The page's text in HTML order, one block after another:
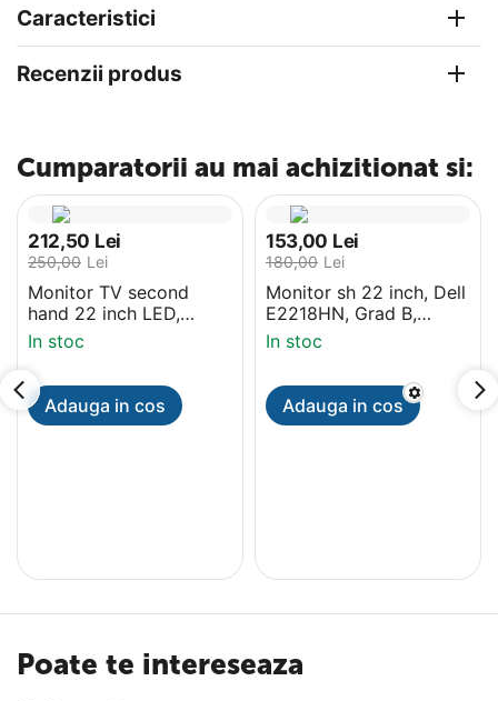
Caracteristici
Recenzii produs
Cumparatorii au mai achizitionat si:
212,50 Lei
250,00 Lei
Monitor TV second
hand 22 inch LED,
Samsung HDTV, HD,
HDMI
In stoc
Adauga in cos
153,00 Lei
180,00 Lei
Monitor sh 22 inch, Dell
E2218HN, Grad B,
HDMI, 1920x1080
In stoc
Adauga in cos
Poate te intereseaza